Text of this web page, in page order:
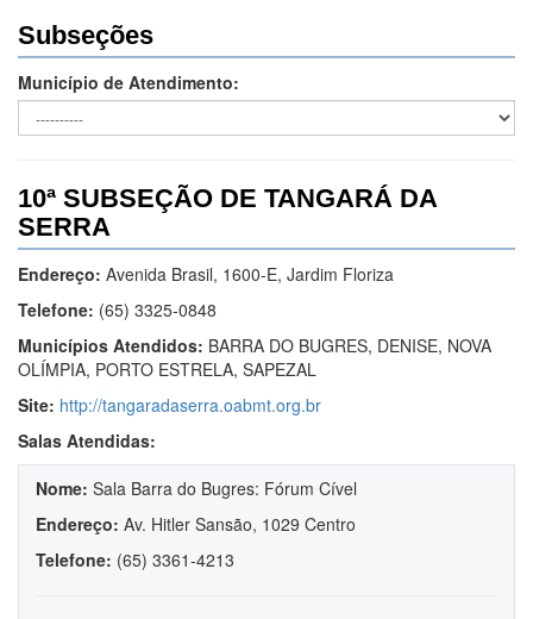
Subseções
Município de Atendimento:
10ª SUBSEÇÃO DE TANGARÁ DA
SERRA
Endereço: Avenida Brasil, 1600-E, Jardim Floriza
Telefone: (65) 3325-0848
Municípios Atendidos: BARRA DO BUGRES, DENISE, NOVA
OLÍMPIA, PORTO ESTRELA, SAPEZAL
Site: http://tangaradaserra.oabmt.org.br
Salas Atendidas:
Nome: Sala Barra do Bugres: Fórum Cível
Endereço: Av. Hitler Sansão, 1029 Centro
Telefone: (65) 3361-4213